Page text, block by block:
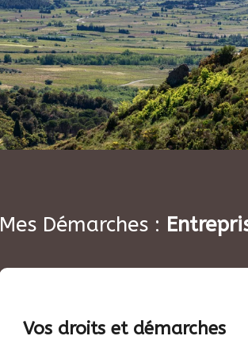
Mes Démarches :
Vos droits et démarches